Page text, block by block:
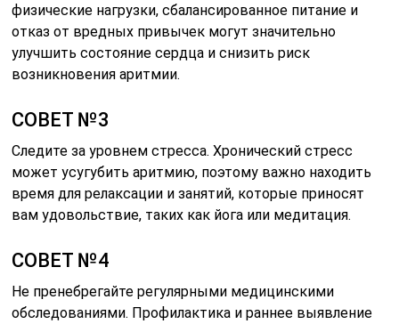
физические нагрузки, сбалансированное питание и
отказ от вредных привычек могут значительно
улучшить состояние сердца и снизить риск
возникновения аритмии.
СОВЕТ №3
Следите за уровнем стресса. Хронический стресс
может усугубить аритмию, поэтому важно находить
время для релаксации и занятий, которые приносят
вам удовольствие, таких как йога или медитация.
СОВЕТ №4
Не пренебрегайте регулярными медицинскими
обследованиями. Профилактика и раннее выявление